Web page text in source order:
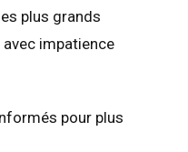
plus grands
impatience
pour plus